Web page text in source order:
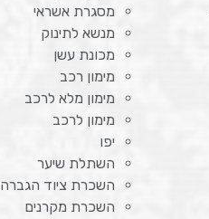
מסגרת אשראי
מנשא לתינוק
מכונת עשן
מימון רכב
מימון מלא לרכב
מימון לרכב
יפו
השתלת שיער
השכרת ציוד הגברה
השכרת מקרנים